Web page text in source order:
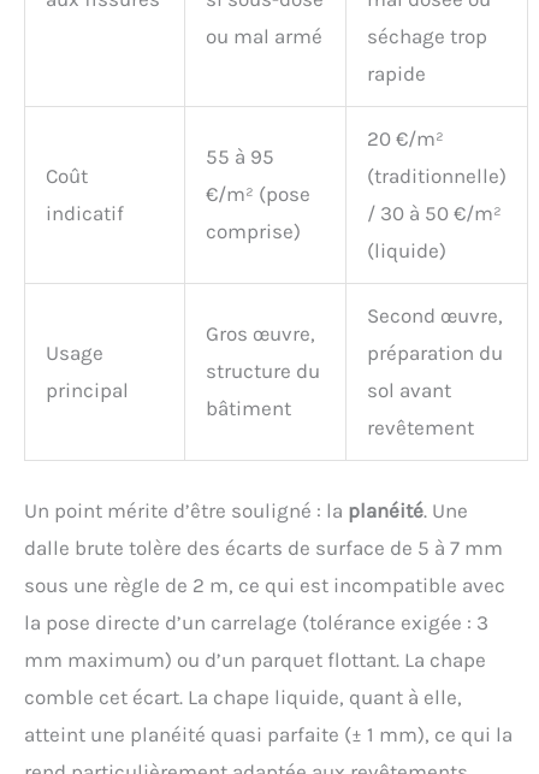
ou mal armé
séchage trop
rapide
Coût
indicatif
55 à 95
€/m² (pose
comprise)
20 €/m²
(traditionnelle)
/ 30 à 50 €/m²
(liquide)
Usage
principal
Gros œuvre,
structure du
bâtiment
Second œuvre,
préparation du
sol avant
revêtement
Un point mérite d’être souligné : la planéité. Une
dalle brute tolère des écarts de surface de 5 à 7 mm
sous une règle de 2 m, ce qui est incompatible avec
la pose directe d’un carrelage (tolérance exigée : 3
mm maximum) ou d’un parquet flottant. La chape
comble cet écart. La chape liquide, quant à elle,
atteint une planéité quasi parfaite (± 1 mm), ce qui la